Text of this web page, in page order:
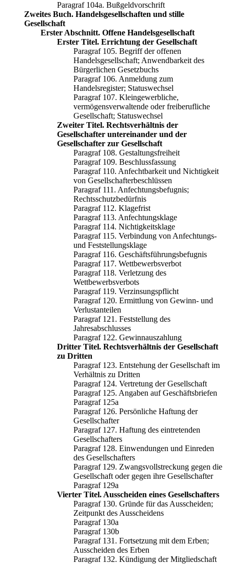
Paragraf 104a. Bußgeldvorschrift
Zweites Buch. Handelsgesellschaften und stille
Gesellschaft
Erster Abschnitt. Offene Handelsgesellschaft
Erster Titel. Errichtung der Gesellschaft
Paragraf 105. Begriff der offenen
Handelsgesellschaft; Anwendbarkeit des
Bürgerlichen Gesetzbuchs
Paragraf 106. Anmeldung zum
Handelsregister; Statuswechsel
Paragraf 107. Kleingewerbliche,
vermögensverwaltende oder freiberufliche
Gesellschaft; Statuswechsel
Zweiter Titel. Rechtsverhältnis der
Gesellschafter untereinander und der
Gesellschafter zur Gesellschaft
Paragraf 108. Gestaltungsfreiheit
Paragraf 109. Beschlussfassung
Paragraf 110. Anfechtbarkeit und Nichtigkeit
von Gesellschafterbeschlüssen
Paragraf 111. Anfechtungsbefugnis;
Rechtsschutzbedürfnis
Paragraf 112. Klagefrist
Paragraf 113. Anfechtungsklage
Paragraf 114. Nichtigkeitsklage
Paragraf 115. Verbindung von Anfechtungs-
und Feststellungsklage
Paragraf 116. Geschäftsführungsbefugnis
Paragraf 117. Wettbewerbsverbot
Paragraf 118. Verletzung des
Wettbewerbsverbots
Paragraf 119. Verzinsungspflicht
Paragraf 120. Ermittlung von Gewinn- und
Verlustanteilen
Paragraf 121. Feststellung des
Jahresabschlusses
Paragraf 122. Gewinnauszahlung
Dritter Titel. Rechtsverhältnis der Gesellschaft
zu Dritten
Paragraf 123. Entstehung der Gesellschaft im
Verhältnis zu Dritten
Paragraf 124. Vertretung der Gesellschaft
Paragraf 125. Angaben auf Geschäftsbriefen
Paragraf 125a
Paragraf 126. Persönliche Haftung der
Gesellschafter
Paragraf 127. Haftung des eintretenden
Gesellschafters
Paragraf 128. Einwendungen und Einreden
des Gesellschafters
Paragraf 129. Zwangsvollstreckung gegen die
Gesellschaft oder gegen ihre Gesellschafter
Paragraf 129a
Vierter Titel. Ausscheiden eines Gesellschafters
Paragraf 130. Gründe für das Ausscheiden;
Zeitpunkt des Ausscheidens
Paragraf 130a
Paragraf 130b
Paragraf 131. Fortsetzung mit dem Erben;
Ausscheiden des Erben
Paragraf 132. Kündigung der Mitgliedschaft